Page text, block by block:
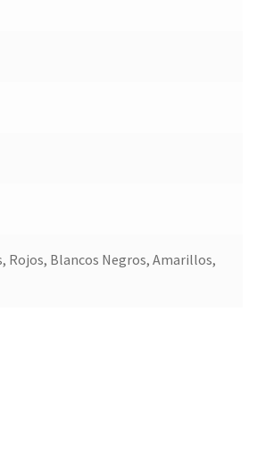
Rojos, Blancos Negros, Amarillos,